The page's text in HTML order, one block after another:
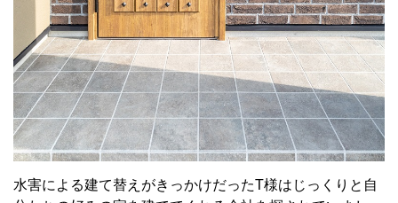
水害による建て替えがきっかけだったT様はじっくりと自